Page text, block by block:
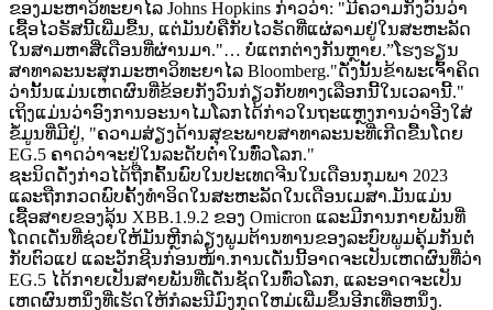
ຂອງມະຫາວິທະຍາໄລ Johns Hopkins ກ່າວວ່າ: "ມີຄວາມກັງວົນວ່າ
ເຊື້ອໄວຣັສນີ້ເພີ່ມຂື້ນ, ແຕ່ມັນບໍ່ຄືກັບໄວຣັດທີ່ແຜ່ລາມຢູ່ໃນສະຫະລັດ
ໃນສາມຫາສີ່ເດືອນທີ່ຜ່ານມາ."… ບໍ່ແຕກຕ່າງກັນຫຼາຍ.”ໂຮງຮຽນ
ສາທາລະນະສຸກມະຫາວິທະຍາໄລ Bloomberg."ດັ່ງນັ້ນຂ້າພະເຈົ້າຄິດ
ວ່ານັ້ນແມ່ນເຫດຜົນທີ່ຂ້ອຍກັງວົນກ່ຽວກັບທາງເລືອກນີ້ໃນເວລານີ້."
ເຖິງແມ່ນວ່າອົງການອະນາໄມໂລກໄດ້ກ່າວໃນຖະແຫຼງການວ່າອີງໃສ່
ຂໍ້ມູນທີ່ມີຢູ່, "ຄວາມສ່ຽງດ້ານສຸຂະພາບສາທາລະນະທີ່ເກີດຂື້ນໂດຍ
EG.5 ຄາດວ່າຈະຢູ່ໃນລະດັບຕໍ່າໃນທົ່ວໂລກ."
ຊະນິດດັ່ງກ່າວໄດ້ຖືກຄົ້ນພົບໃນປະເທດຈີນໃນເດືອນກຸມພາ 2023
ແລະຖືກກວດພົບຄັ້ງທໍາອິດໃນສະຫະລັດໃນເດືອນເມສາ.ມັນແມ່ນ
ເຊື້ອສາຍຂອງລຸ້ນ XBB.1.9.2 ຂອງ Omicron ແລະມີການກາຍພັນທີ່
ໂດດເດັ່ນທີ່ຊ່ວຍໃຫ້ມັນຫຼີກລ່ຽງພູມຕ້ານທານຂອງລະບົບພູມຄຸ້ມກັນຕໍ່
ກັບຕົວແປ ແລະວັກຊີນກ່ອນໜ້າ.ການເດັ່ນນີ້ອາດຈະເປັນເຫດຜົນທີ່ວ່າ
EG.5 ໄດ້ກາຍເປັນສາຍພັນທີ່ເດັ່ນຊັດໃນທົ່ວໂລກ, ແລະອາດຈະເປັນ
ເຫດຜົນຫນຶ່ງທີ່ເຮັດໃຫ້ກໍລະນີມົງກຸດໃຫມ່ເພີ່ມຂຶ້ນອີກເທື່ອຫນຶ່ງ.